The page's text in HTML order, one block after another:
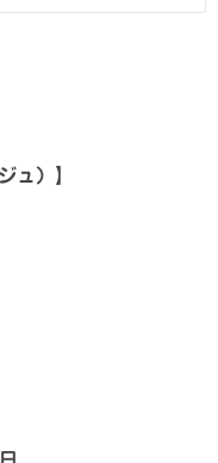
ュ） 】